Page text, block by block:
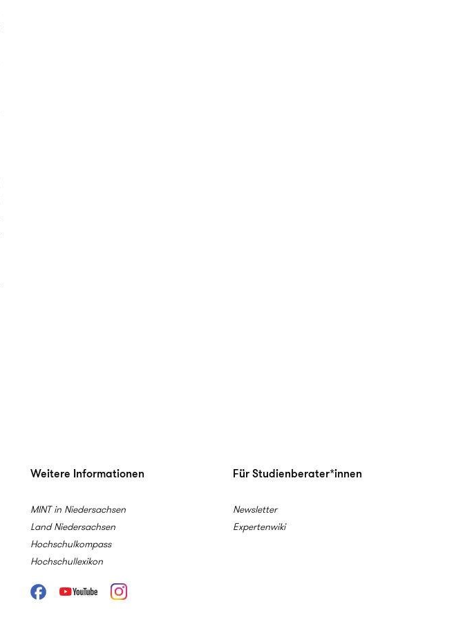
Weitere Informationen
MINT in Niedersachsen
Land Niedersachsen
Hochschulkompass
Hochschullexikon
FacebookYoutube Instagram
Für Studienberater*innen
Newsletter
Expertenwiki